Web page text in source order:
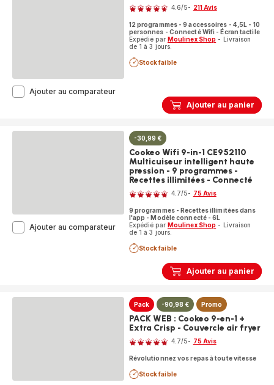
accessoires
Balance
intégrée
Ajouter au panier
4.6/5- 211 Avis
12 programmes - 9 accessoires - 4,5L - 10
personnes - Connecté Wifi - Écran tactile
Expédié par Moulinex Shop - Livraison
de 1 à 3 jours.
Stock faible
Ajouter au comparateuri-
HF935110
Robot
cuiseur
programmes
accessoires
Ajouter au panier
-30,99 €
Cookeo Wifi 9-in-1 CE952110
Multicuiseur intelligent haute
pression - 9 programmes -
Recettes illimitées - Connecté
Note
4.7/5- 75 Avis
9 programmes - Recettes illimitées dans
l'app - Modèle connecté - 6L
Expédié par Moulinex Shop - Livraison
de 1 à 3 jours.
Stock faible
Ajouter au comparateurCookeo
intelligent
haute
pression
programmes
Recettes
illimitées
-
Pack -90,98 € Promo
PACK WEB : Cookeo 9-en-1 +
Extra Crisp - Couvercle air fryer
Note
4.7/5- 75 Avis
Révolutionnez vos repas à toute vitesse
Stock faible